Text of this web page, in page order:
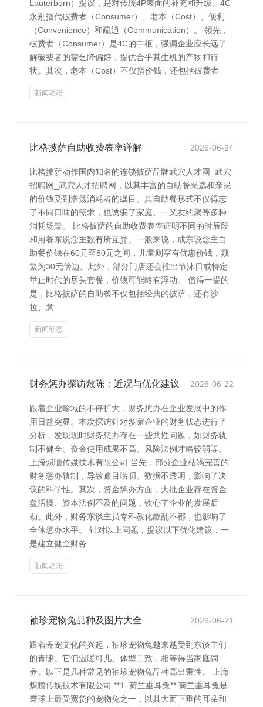
Lauterborn）提议，是对传统4P表面的补充和升级。4C
永别指代破费者（Consumer）、老本（Cost）、便利
（Convenience）和疏通（Communication）。 领先，
破费者（Consumer）是4C的中枢，强调企业应长远了
解破费者的需乞降偏好，提供合乎其生机的产物和行
状。其次，老本（Cost）不仅指价钱，还包括破费者
新闻动态
比格披萨自助收费表率详解 2026-06-24
比格披萨动作国内知名的连锁披萨品牌武穴人才网_武穴
招聘网_武穴人才招聘网，以其丰富的自助餐采选和亲民
的价钱受到浩荡消耗者的瞩目。其自助餐形式不仅得志
了不同口味的需求，也诱骗了家庭、一又友约聚等多种
消耗场景。 比格披萨的自助收费表率证明不同的时辰段
和用餐东说念主数有所互异。一般来说，成东说念主自
助餐价钱在60元至80元之间，儿童则享有优惠价钱，频
繁为30元傍边。此外，部分门店还会推出节沐日或特定
举止时代的尽头套餐，价钱可能略有浮动。 值得一提的
是，比格披萨的自助餐不仅包括经典的披萨，还有沙
拉、意
新闻动态
财务惩办探访敷陈：近况与优化建议 2026-06-22
跟着企业畛域的不停扩大，财务惩办在企业发展中的作
用日益突显。本次探访针对多家企业的财务状态进行了
分析，发现现时财务惩办存在一些共性问题，如财务轨
制不健全、资金使用成果不高、风险法例才略较弱等。
上海炽瞻传媒技术有限公司 当先，部分企业枯竭完善的
财务惩办轨制，导致账目唠叨、数据不透明，影响了决
议的科学性。其次，资金惩办方面，大批企业存在资金
盘活慢、资本法例不及的问题，铁心了企业的发展后
劲。此外，财务东谈主员专科教化散乱不都，也影响了
全体惩办水平。 针对以上问题，提议以下优化建议：一
是建立健全财务
新闻动态
袖珍宠物兔品种及图片大全 2026-06-21
跟着养宠文化的兴起，袖珍宠物兔越来越受到东谈主们
的青睐。它们温暖可儿、体型工致，相等得当家庭饲
养。以下是几种常见的袖珍宠物兔品种高出秉性。 上海
炽瞻传媒技术有限公司 **1. 荷兰垂耳兔** 荷兰垂耳兔是
寰球上最受宽贷的宠物兔之一，以其大而下垂的耳朵和